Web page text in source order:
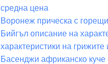
средна цена
Воронеж прическа с
Бийгъл описание на
характеристики на грижите
Басенджи африканско